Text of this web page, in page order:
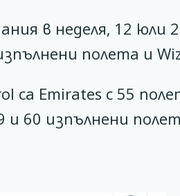
в неделя, 12 юли
полета и
Emirates с 55
и 60 изпълнени